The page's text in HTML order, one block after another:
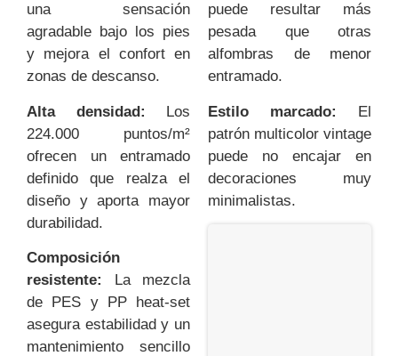
una sensación
agradable bajo los pies
y mejora el confort en
zonas de descanso.
Alta densidad: Los
224.000 puntos/m²
ofrecen un entramado
definido que realza el
diseño y aporta mayor
durabilidad.
Composición
resistente:
La mezcla
de PES y PP heat-set
asegura estabilidad y un
mantenimiento sencillo
puede resultar más
pesada que otras
alfombras de menor
entramado.
Estilo marcado:
El
patrón multicolor vintage
puede no encajar en
decoraciones muy
minimalistas.